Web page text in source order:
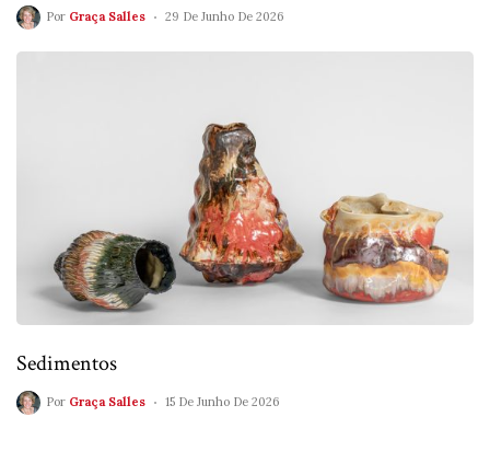
Por Graça Salles 29 De Junho De 2026
Sedimentos
Por Graça Salles 15 De Junho De 2026